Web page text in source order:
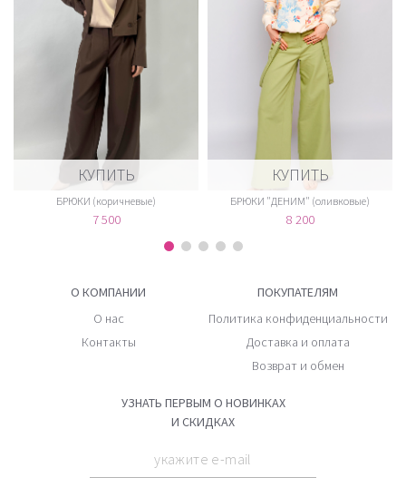
КУПИТЬ
БРЮКИ (коричневые)
7 500
КУПИТЬ
БРЮКИ "ДЕНИМ" (оливковые)
8 200
О КОМПАНИИ
О нас
Контакты
ПОКУПАТЕЛЯМ
Политика конфиденциальности
Доставка и оплата
Возврат и обмен
УЗНАТЬ ПЕРВЫМ О НОВИНКАХ
И СКИДКАХ